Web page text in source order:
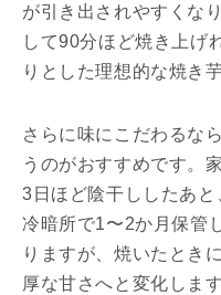
が引き出されやすくな
して90分ほど焼き上げ
りとした理想的な焼き
さらに味にこだわるな
うのがおすすめです。
3日ほど陰干ししたあ
冷暗所で1〜2か月保管
りますが、焼いたとき
厚な甘さへと変化しま